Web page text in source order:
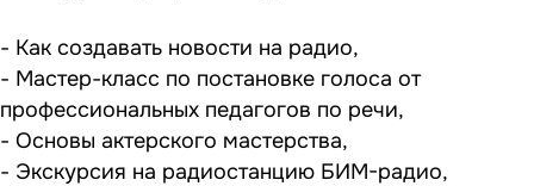
- Как создавать новости на радио,
- Мастер-класс по постановке голоса от
профессиональных педагогов по речи,
- Основы актерского мастерства,
- Экскурсия на радиостанцию БИМ-радио,